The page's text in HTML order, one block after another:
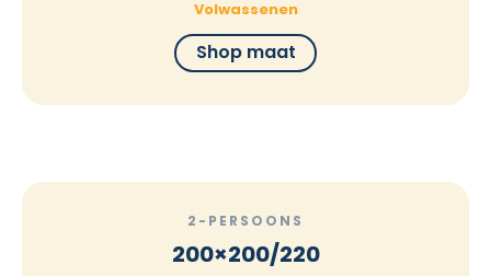
Volwassenen
Shop maat
2-PERSOONS
200×200/220